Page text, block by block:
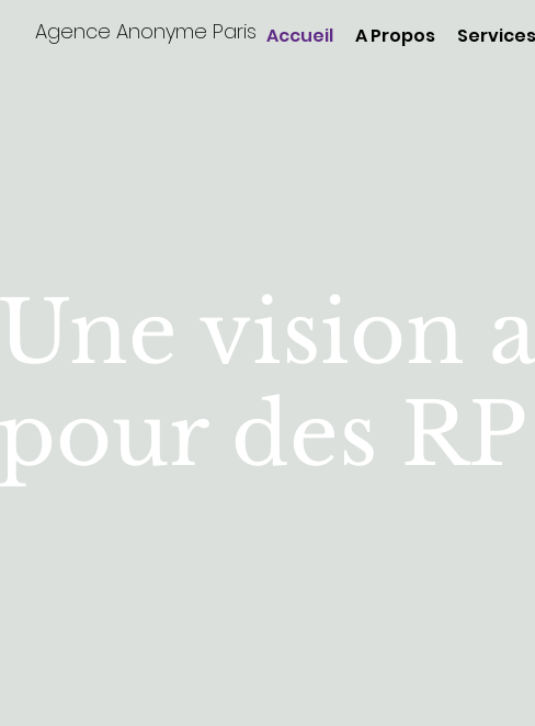
Agence Anonyme Paris Accueil A Propos
vision
des